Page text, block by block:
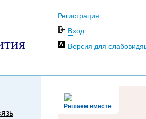
Регистрация
Вход
Версия для
Решаем вместе